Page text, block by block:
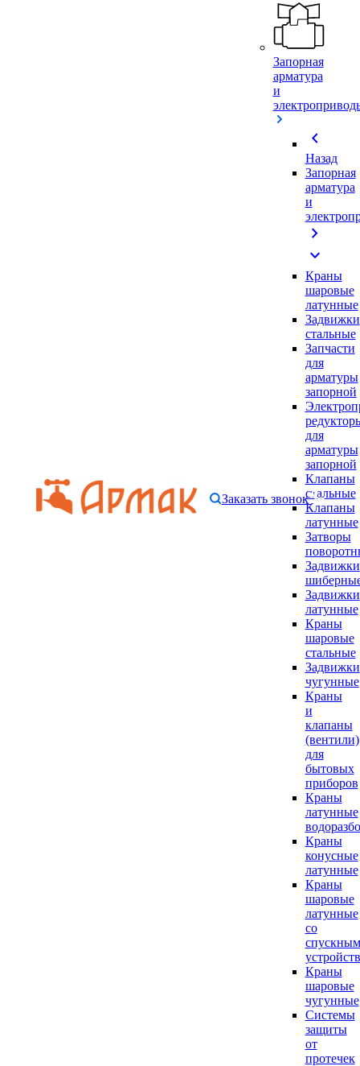
Запорная
арматура
и
chevron_left
Назад
Запорная
арматура
и
chevron_right
expand_more
Краны
шаровые
латунные
Задвижки
стальные
Запчасти
для
арматуры
запорной
для
арматуры
запорной
Клапаны
стальные
Клапаны
латунные
Затворы
Задвижки
Задвижки
латунные
Краны
шаровые
стальные
Задвижки
чугунные
Краны
и
клапаны
(вентили)
для
бытовых
приборов
Краны
латунные
Краны
конусные
латунные
Краны
шаровые
латунные
со
спускным
Краны
шаровые
чугунные
Системы
защиты
от
протечек
Заказать звонок